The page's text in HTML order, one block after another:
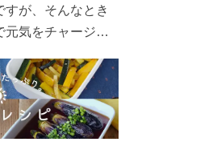
すが、そんなとき
元気をチャージ！
き飛ばしましょ